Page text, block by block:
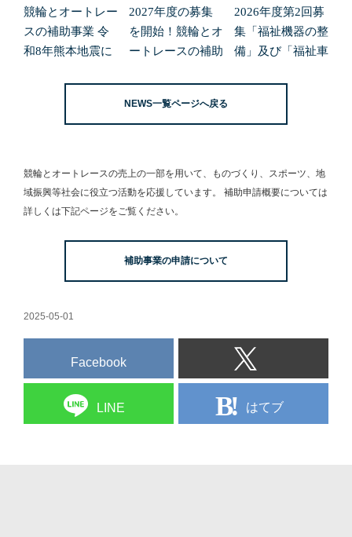
競輪とオートレー
スの補助事業 令
和8年熊本地震に
2027年度の募集
を開始！競輪とオ
ートレースの補助
2026年度第2回募
集「福祉機器の整
備」及び「福祉車
NEWS一覧ページへ戻る
競輪とオートレースの売上の一部を用いて、
ものづくり、スポーツ、地
域振興等社会に役立つ活動を応援しています。
補助申請概要については
詳しくは下記ページをご覧ください。
補助事業の申請について
2025-05-01
Facebook
LINE はてブ